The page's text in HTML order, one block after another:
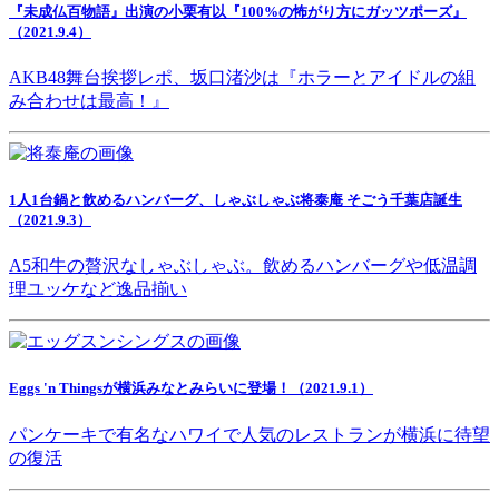
『未成仏百物語』出演の小栗有以『100%の怖がり方にガッツポーズ』
（2021.9.4）
AKB48舞台挨拶レポ、坂口渚沙は『ホラーとアイドルの組
み合わせは最高！』
1人1台鍋と飲めるハンバーグ、しゃぶしゃぶ将泰庵 そごう千葉店誕生
（2021.9.3）
A5和牛の贅沢なしゃぶしゃぶ。飲めるハンバーグや低温調
理ユッケなど逸品揃い
Eggs 'n Thingsが横浜みなとみらいに登場！（2021.9.1）
パンケーキで有名なハワイで人気のレストランが横浜に待望
の復活